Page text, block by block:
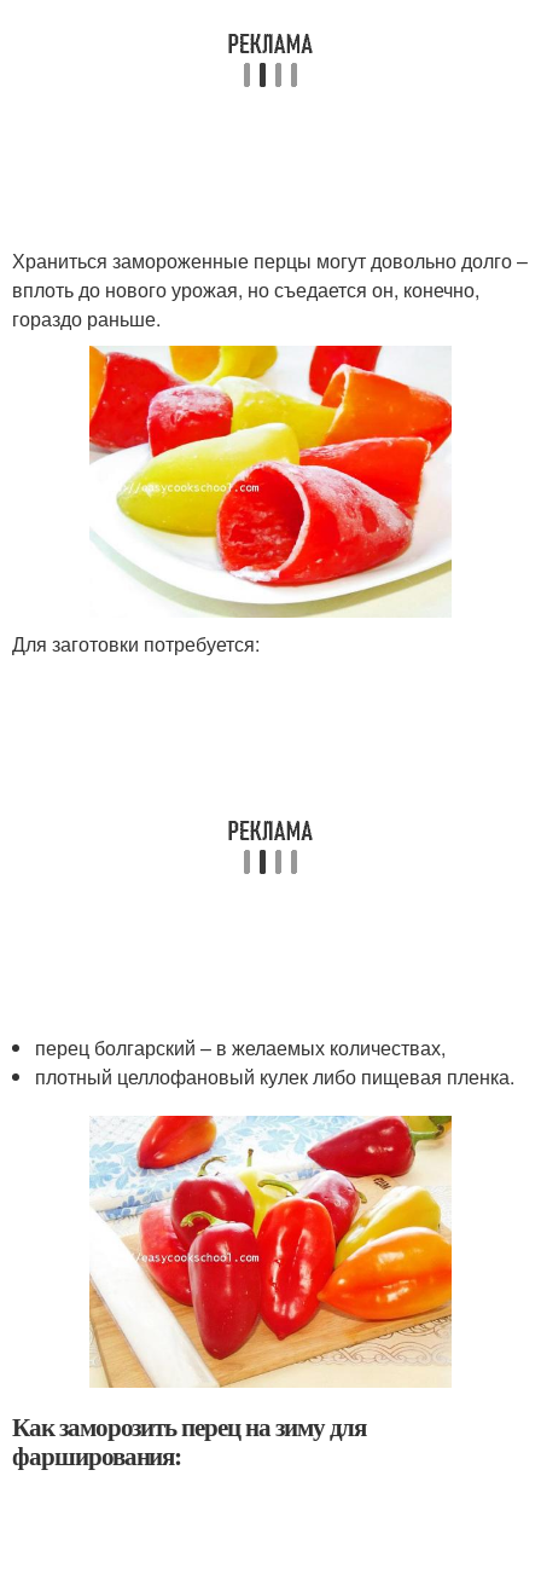
Храниться замороженные перцы могут довольно долго –
вплоть до нового урожая, но съедается он, конечно,
гораздо раньше.
Для заготовки потребуется:
перец болгарский – в желаемых количествах,
плотный целлофановый кулек либо пищевая пленка.
Как заморозить перец на зиму для
фарширования: